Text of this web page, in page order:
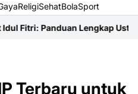
ReligiSehatBolaSport
Panduan Lengkap UstazNiat
Terbaru untuk